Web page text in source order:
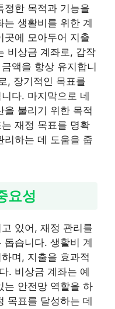
정한 목적과 기능을
는 생활비를 위한 계
곳에 모아두어 지출
비상금 계좌로, 갑작
액을 항상 유지합니
, 장기적인 목표를
다. 마지막으로 네
을 불리기 위한 목적
재정 목표를 명확
리하는 데 도움을 줍
요성
있어, 재정 관리를
습니다. 생활비 계
며, 지출을 효과적
. 비상금 계좌는 예
는 안전망 역할을 하
목표를 달성하는 데